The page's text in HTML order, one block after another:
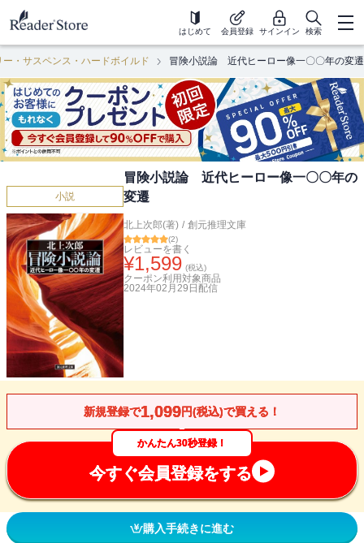
はじめて 会員登録 サインイン 検索
ー・サスペンス・ハードボイルド 冒険小説論 近代ヒーロー像一〇〇年の変遷
小説
冒険小説論 近代ヒーロー像一〇〇年の
変遷
北上次郎(著) / 創元推理文庫
(2)
レビューを書く
¥1,599 (税込)
クーポン利用対象商品
2024年02月29日 配信
新規登録で1,099円(税込)で買える！
かんたん30秒登録！
今すぐ会員登録をする
購入手続きに進む